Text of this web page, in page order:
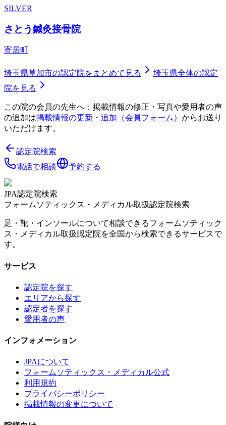
SILVER
さとう鍼灸接骨院
寄居町
埼玉県草加市の認定院をまとめて見る 埼玉県全体の認定
院を見る
この院の会員の先生へ：掲載情報の修正・写真や愛用者の声
の追加は掲載情報の更新・追加（会員フォーム） からお送り
いただけます。
認定院検索
電話で相談
予約する
JPA認定院検索
フォームソティックス・メディカル取扱認定院検索
足・靴・インソールについて相談できるフォームソティック
ス・メディカル取扱認定院を全国から検索できるサービスで
す。
サービス
認定院を探す
エリアから探す
認定者を探す
愛用者の声
インフォメーション
JPAについて
フォームソティックス・メディカル公式
利用規約
プライバシーポリシー
掲載情報の変更について